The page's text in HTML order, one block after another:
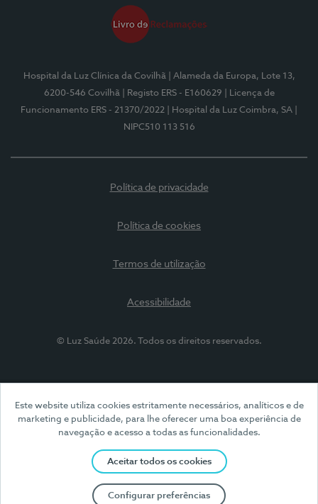
Este website utiliza cookies estritamente necessários, analíticos e de
marketing e publicidade, para lhe oferecer uma boa experiência de
navegação e acesso a todas as funcionalidades.
Aceitar todos os cookies
Configurar preferências
Hospital da Luz Clínica da Covilhã
| Alameda da Europa, Lote 13,
6200-546 Covilhã
| Registo ERS - E160629
| Licença de
Funcionamento ERS - 21370/2022
| Hospital da Luz Coimbra, SA
NIPC510 113 516
Política de privacidade
Política de cookies
Termos de utilização
Acessibilidade
© Luz Saúde 2026. Todos os direitos reservados.